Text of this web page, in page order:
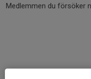
Medlemmen du försöker